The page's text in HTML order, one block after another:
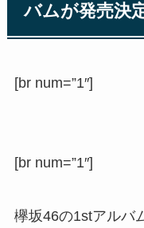
バムが発売決
[br num=”1″]
[br num=”1″]
欅坂46の1stアルバ